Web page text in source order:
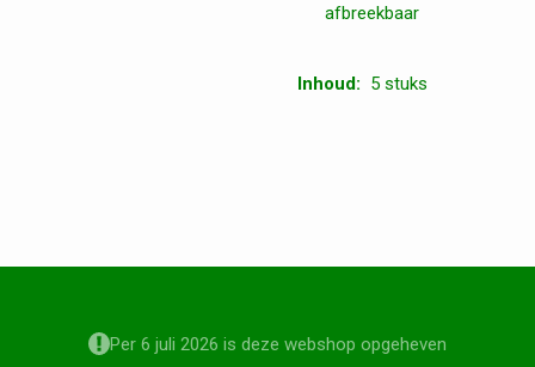
afbreekbaar
Inhoud: 5 stuks
Per 6 juli 2026 is deze webshop opgeheven